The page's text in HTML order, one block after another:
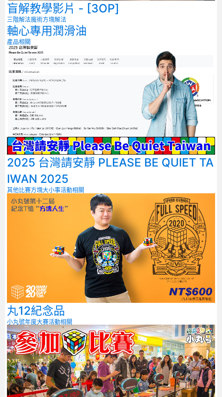
盲解教學影片 - [3OP]
三階解法魔術方塊解法
軸心專用潤滑油
產品相關
2025 台灣請安靜 PLEASE BE QUIET TA
IWAN 2025
其他比賽方塊大小事活動相關
丸12紀念品
小丸號年度大賽活動相關